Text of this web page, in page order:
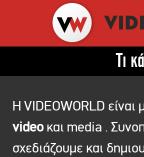
Τι
Η VIDEOWORLD είναι
video και media .
σχεδιάζουμε και